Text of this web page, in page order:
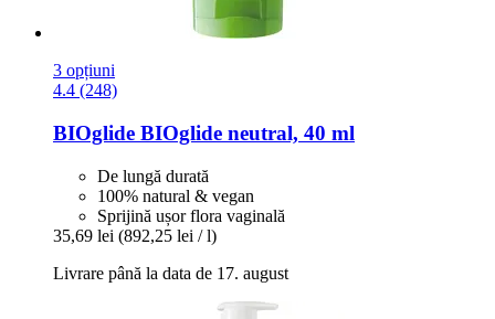
3 opțiuni
4.4 (248)
BIOglide BIOglide neutral, 40 ml
De lungă durată
100% natural & vegan
Sprijină ușor flora vaginală
35,69 lei (892,25 lei / l)
Livrare până la data de 17. august